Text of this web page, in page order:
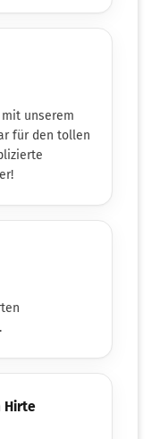
unserem
für den tollen
Hirte